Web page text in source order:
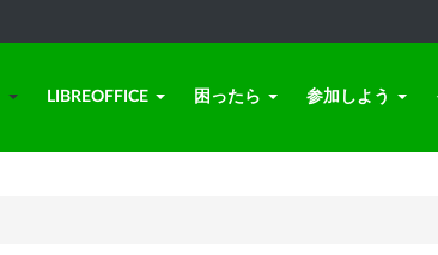
LIBREOFFICE 困ったら 参加しよう